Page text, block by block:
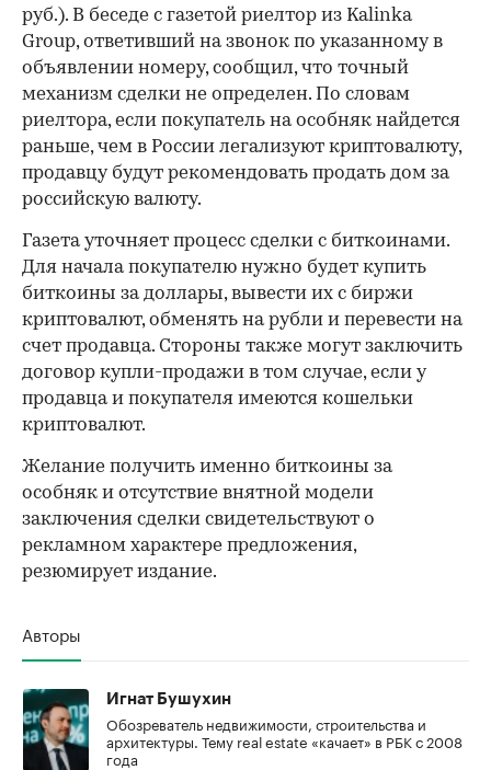
руб.). В беседе с газетой риелтор из Kalinka
Group, ответивший на звонок по указанному в
объявлении номеру, сообщил, что точный
механизм сделки не определен. По словам
риелтора, если покупатель на особняк найдется
раньше, чем в России легализуют криптовалюту,
продавцу будут рекомендовать продать дом за
российскую валюту.
Газета уточняет процесс сделки с биткоинами.
Для начала покупателю нужно будет купить
биткоины за доллары, вывести их с биржи
криптовалют, обменять на рубли и перевести на
счет продавца. Стороны также могут заключить
договор купли-продажи в том случае, если у
продавца и покупателя имеются кошельки
криптовалют.
Желание получить именно биткоины за
особняк и отсутствие внятной модели
заключения сделки свидетельствуют о
рекламном характере предложения,
резюмирует издание.
Авторы
Игнат Бушухин
Обозреватель недвижимости, строительства и
архитектуры. Тему real estate «качает» в РБК с 2008
года